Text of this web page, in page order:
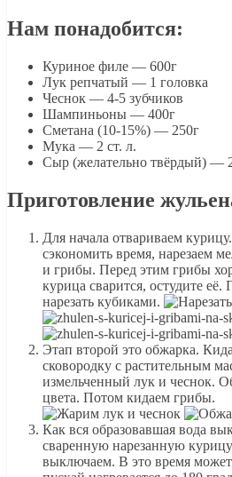
Нам понадобится:
Куриное филе — 600г
Лук репчатый — 1 головка
Чеснок — 4-5 зубчиков
Шампиньоны — 400г
Сметана (10-15%) — 250г
Мука — 2 ст. л.
Сыр (желательно твёрдый) —
Приготовление
Для начала отвариваем
сэкономить время, нарезаем
и грибы. Перед этим грибы
курица сварится, остудите
нарезать кубиками.
Этап второй это обжарка.
сковородку с растительным
измельченный лук и чеснок.
цвета. Потом кидаем грибы.
Как вся образовавшая вода
сваренную нарезанную
выключаем. В это время